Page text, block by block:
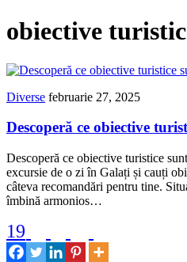
obiective
Diverse februarie 27, 2025
Descoperă ce obiective
Descoperă ce obiective turistice
excursie de o zi în Galați și cauți
câteva recomandări pentru tine.
îmbină armonios…
19